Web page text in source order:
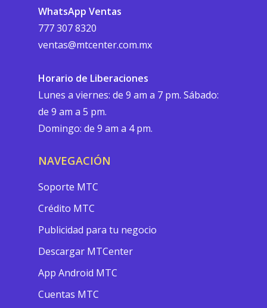
WhatsApp Ventas
777 307 8320
ventas@mtcenter.com.mx
Horario de Liberaciones
Lunes a viernes: de 9 am a 7 pm. Sábado:
de 9 am a 5 pm.
Domingo: de 9 am a 4 pm.
NAVEGACIÓN
Soporte MTC
Crédito MTC
Publicidad para tu negocio
Descargar MTCenter
App Android MTC
Cuentas MTC